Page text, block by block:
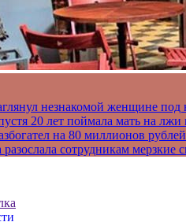
незнакомой женщине под
20 лет поймала мать на
на 80 миллионов
сотрудникам мерзкие